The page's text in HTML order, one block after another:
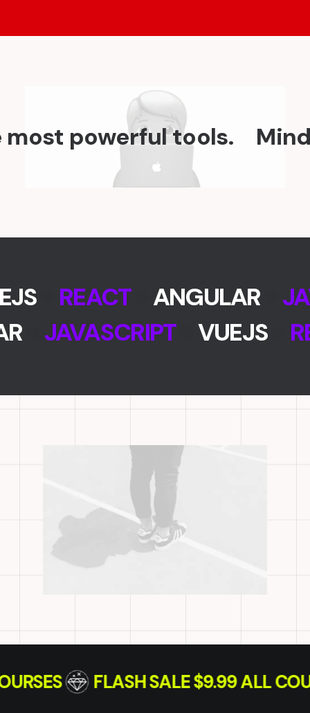
powerful tools.
REACT ANGULAR
JAVASCRIPT VUEJS
COURSES FLASH SALE $9.99